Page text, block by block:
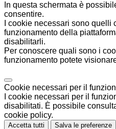
In questa schermata è
consentire.
I cookie necessari sono quelli
funzionamento della
disabilitarli.
Per conoscere quali sono i
funzionamento potete
Cookie necessari per il
I cookie necessari per il
disabilitati. È possibile
cookie policy.
Accetta tutti Salva le preferenze